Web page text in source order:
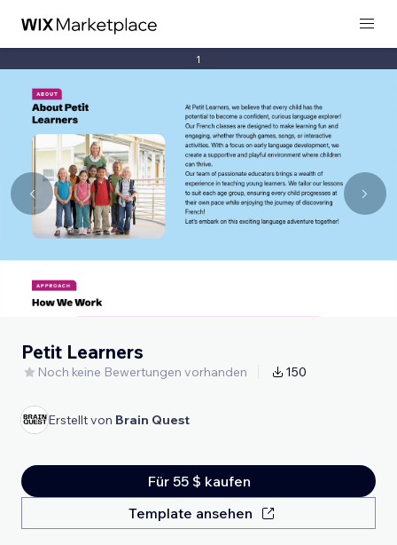
1
Petit Learners
Noch keine Bewertungen vorhanden 150
Erstellt von Brain Quest
Für 55 $ kaufen
Template ansehen